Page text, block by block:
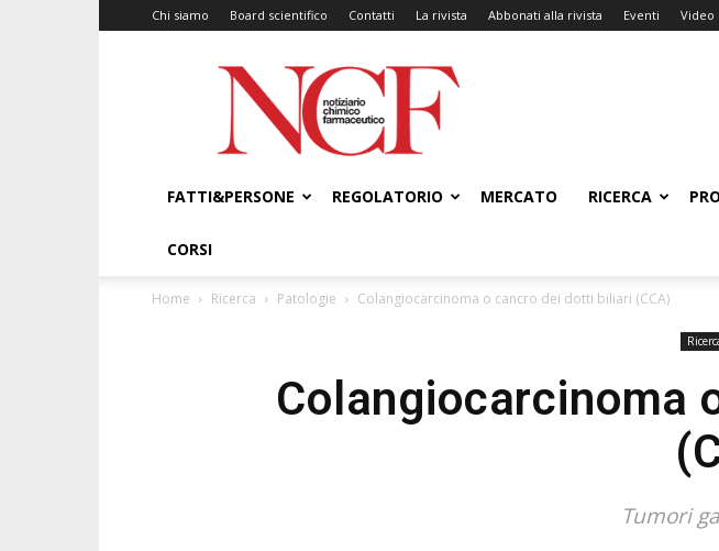
Chi siamo Board scientifico Contatti La rivista Abbonati alla rivista Eventi Video
NCF
–
Notiziario
Chimico
FATTI&PERSONE
REGOLATORIO MERCATO RICERCA
CORSI
Home Ricerca Patologie Colangiocarcinoma o cancro dei dotti biliari (CCA)
Colangiocarcinoma
Tumori